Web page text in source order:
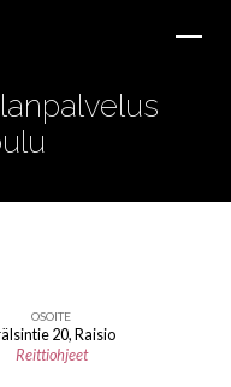
OSOITE
20, Raisio
Reittiohjeet